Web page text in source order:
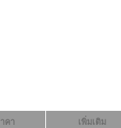
คา
เพิ่มเติม